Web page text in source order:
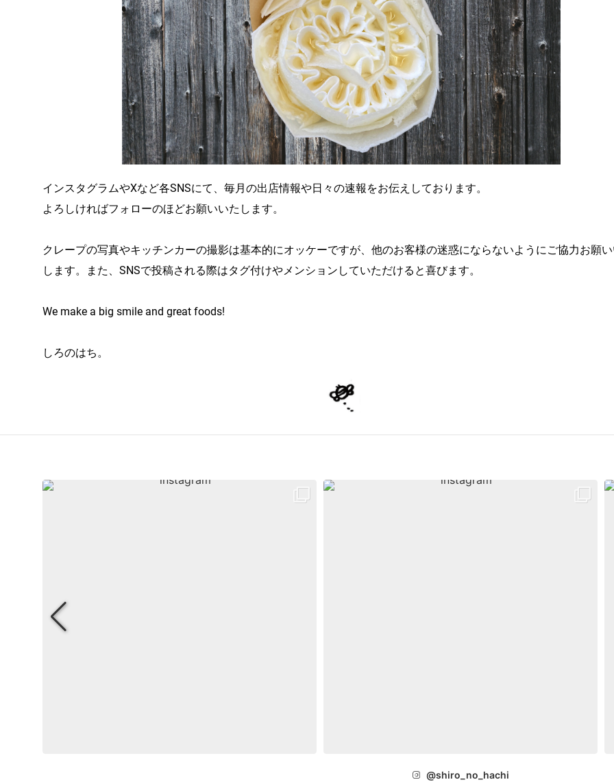
インスタグラムやXなど各SNSにて、毎月の出店情報や日々の速報をお伝えしております。
よろしければフォローのほどお願いいたします。
クレープの写真やキッチンカーの撮影は基本的にオッケーですが、他のお客様の迷惑にならないようにご協力お願
します。また、SNSで投稿される際はタグ付けやメンションしていただけると喜びます。
We make a big smile and great foods!
しろのはち。
@shiro_no_hachi